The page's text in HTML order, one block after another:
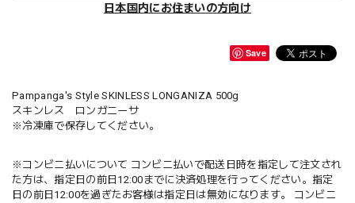
日本国内にお住まいの方向け
Save
Pampanga's Style SKINLESS LONGANIZA 500g
スキンレス ロンガニーサ
※冷凍庫で保存してください。
※コンビニ払いについて コンビニ払いで配送日時を指定して注文され
た方は、指定日の前日12:00までに決済処理を行ってください。指定
日の前日12:00を過ぎたお客様は指定日は無効になります。 コンビニ